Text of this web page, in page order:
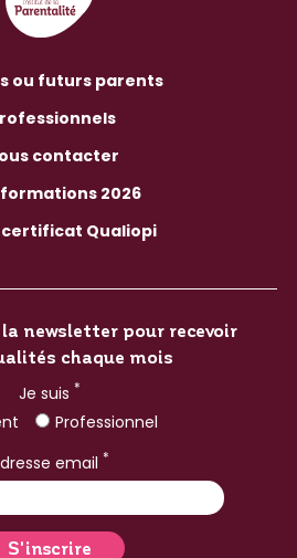
ou futurs parents
contacter
formations 2026
Qualiopi
la newsletter pour recevoir
chaque mois
Je suis *
Professionnel
email *